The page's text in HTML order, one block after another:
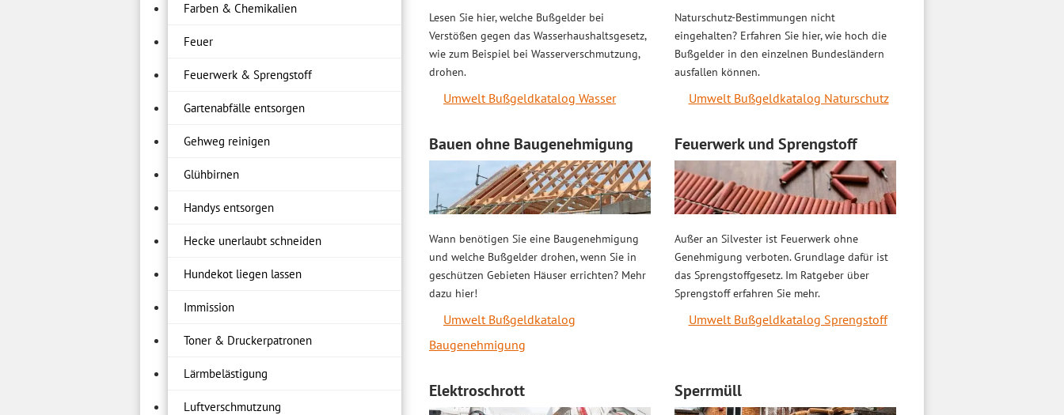
Farben & Chemikalien
Feuer
Feuerwerk & Sprengstoff
Gartenabfälle entsorgen
Gehweg reinigen
Glühbirnen
Handys entsorgen
Hecke unerlaubt schneiden
Hundekot liegen lassen
Immission
Toner & Druckerpatronen
Lärmbelästigung
Luftverschmutzung
Lesen Sie hier, welche Bußgelder bei
Verstößen gegen das Wasserhaushaltsgesetz,
wie zum Beispiel bei Wasserverschmutzung,
drohen.
Umwelt Bußgeldkatalog Wasser
Naturschutz-Bestimmungen nicht
eingehalten? Erfahren Sie hier, wie hoch die
Bußgelder in den einzelnen Bundesländern
ausfallen können.
Umwelt Bußgeldkatalog Naturschutz
Bauen ohne Baugenehmigung
Wann benötigen Sie eine Baugenehmigung
und welche Bußgelder drohen, wenn Sie in
geschützen Gebieten Häuser errichten? Mehr
dazu hier!
Umwelt Bußgeldkatalog
Baugenehmigung
Feuerwerk und Sprengstoff
Außer an Silvester ist Feuerwerk ohne
Genehmigung verboten. Grundlage dafür ist
das Sprengstoffgesetz. Im Ratgeber über
Sprengstoff erfahren Sie mehr.
Umwelt Bußgeldkatalog Sprengstoff
Elektroschrott Sperrmüll